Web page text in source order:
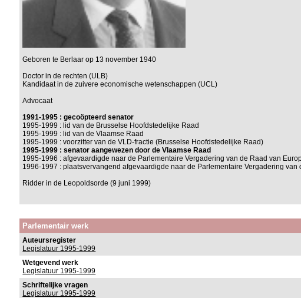
Geboren te Berlaar op 13 november 1940
Doctor in de rechten (ULB)
Kandidaat in de zuivere economische wetenschappen (UCL)
Advocaat
1991-1995 : gecoöpteerd senator
1995-1999 : lid van de Brusselse Hoofdstedelijke Raad
1995-1999 : lid van de Vlaamse Raad
1995-1999 : voorzitter van de VLD-fractie (Brusselse Hoofdstedelijke Raad)
1995-1999 : senator aangewezen door de Vlaamse Raad
1995-1996 : afgevaardigde naar de Parlementaire Vergadering van de Raad van
1996-1997 : plaatsvervangend afgevaardigde naar de Parlementaire Vergadering
Ridder in de Leopoldsorde (9 juni 1999)
Parlementair werk
Auteursregister
Legislatuur 1995-1999
Wetgevend werk
Legislatuur 1995-1999
Schriftelijke vragen
Legislatuur 1995-1999